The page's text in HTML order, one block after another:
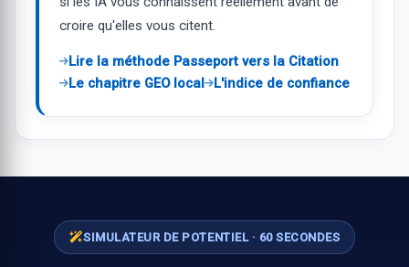
croire qu'elles vous citent.
Lire la méthode Passeport vers la Citation
Le chapitre GEO local
L'indice de confiance
SIMULATEUR DE POTENTIEL · 60 SECONDES